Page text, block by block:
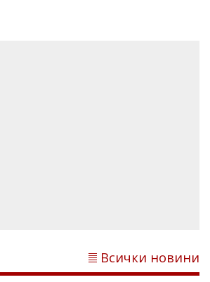
Всички новини